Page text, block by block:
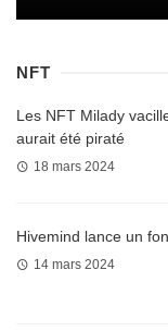
NFT
Les NFT Milady
aurait été piraté
18 mars 2024
Hivemind lance un
14 mars 2024